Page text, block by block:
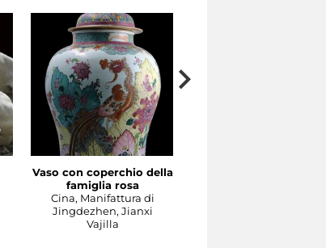
Vaso con coperchio della
famiglia rosa
Cina, Manifattura di
Jingdezhen, Jianxi
Vajilla